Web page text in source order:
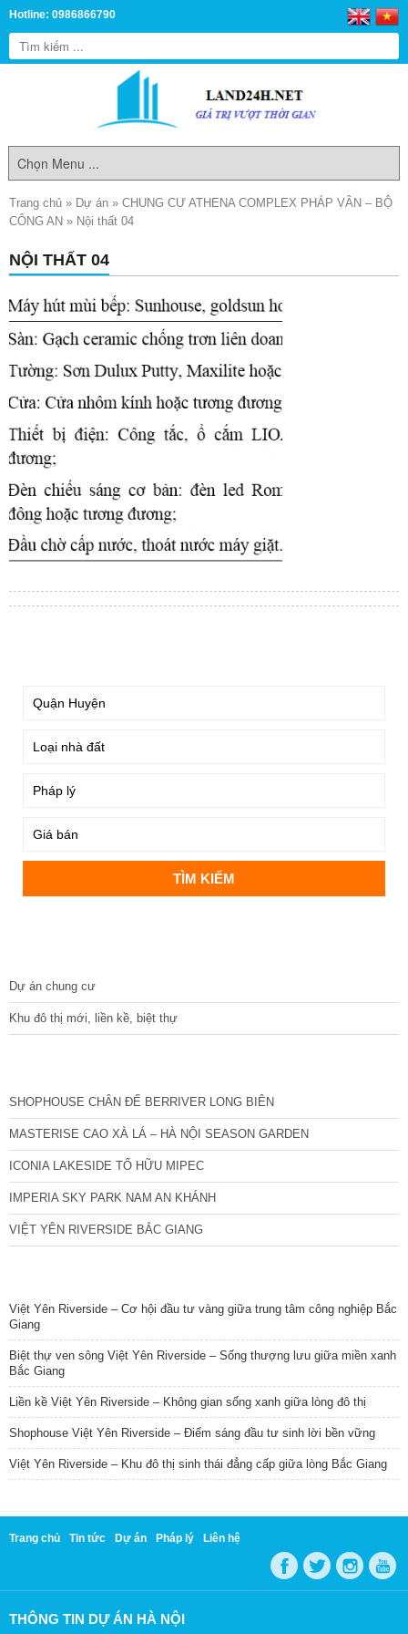
Hotline: 0986866790
Trang chủ » Dự án » CHUNG CƯ ATHENA COMPLEX PHÁP VÂN – BỘ
CÔNG AN » Nội thất 04
NỘI THẤT 04
Dự án chung cư
Khu đô thị mới, liền kề, biệt thự
SHOPHOUSE CHÂN ĐẾ BERRIVER LONG BIÊN
MASTERISE CAO XÀ LÁ – HÀ NỘI SEASON GARDEN
ICONIA LAKESIDE TỐ HỮU MIPEC
IMPERIA SKY PARK NAM AN KHÁNH
VIỆT YÊN RIVERSIDE BẮC GIANG
Việt Yên Riverside – Cơ hội đầu tư vàng giữa trung tâm công nghiệp Bắc
Giang
Biệt thự ven sông Việt Yên Riverside – Sống thượng lưu giữa miền xanh
Bắc Giang
Liền kề Việt Yên Riverside – Không gian sống xanh giữa lòng đô thị
Shophouse Việt Yên Riverside – Điểm sáng đầu tư sinh lời bền vững
Việt Yên Riverside – Khu đô thị sinh thái đẳng cấp giữa lòng Bắc Giang
Trang chủ Tin tức Dự án Pháp lý Liên hệ
THÔNG TIN DỰ ÁN HÀ NỘI